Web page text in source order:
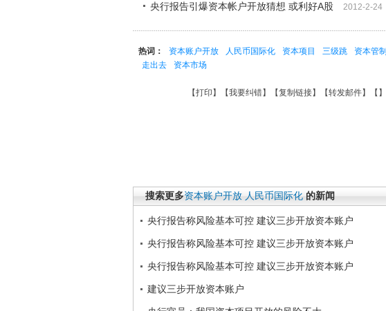
央行报告引爆资本帐户开放猜想 或利好A股 2012-2-24
热词： 资本账户开放 人民币国际化 资本项目 三级跳 资本管制
走出去
资本市场
【打印 】【我要纠错】【复制链接】【转发邮件】【 】
搜索更多资本账户开放 人民币国际化 的新闻
央行报告称风险基本可控 建议三步开放资本账户
央行报告称风险基本可控 建议三步开放资本账户
央行报告称风险基本可控 建议三步开放资本账户
建议三步开放资本账户